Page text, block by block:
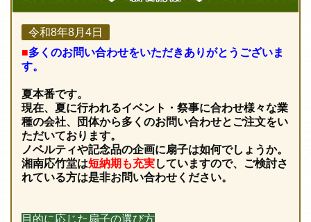
令和8年8月4日
■多くのお問い合わせをいただきありがとうございま
す。
夏本番です。
現在、夏に行われるイベント・祭事に合わせ様々な業
種の会社、団体から多くのお問い合わせとご注文をい
ただいております。
ノベルティや記念品の企画に扇子は如何でしょうか。
湘南応竹堂は短納期も充実していますので、ご検討さ
れている方は是非お問い合わせください。
目的に応じた扇子の選び方